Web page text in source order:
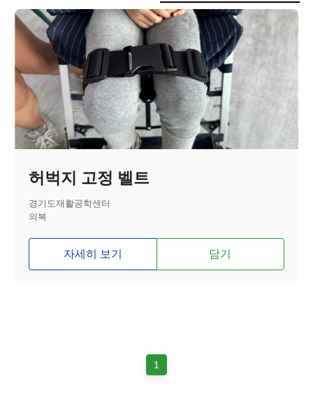
허벅지 고정 벨트
경기도재활공학센터
의복
자세히 보기 담기
1